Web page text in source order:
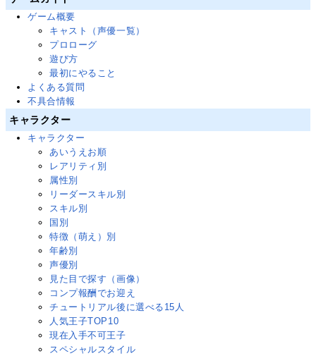
ゲーム概要
キャスト（声優一覧）
プロローグ
遊び方
最初にやること
よくある質問
不具合情報
キャラクター
キャラクター
あいうえお順
レアリティ別
属性別
リーダースキル別
スキル別
国別
特徴（萌え）別
年齢別
声優別
見た目で探す（画像）
コンプ報酬でお迎え
チュートリアル後に選べる15人
人気王子TOP10
現在入手不可王子
スペシャルスタイル